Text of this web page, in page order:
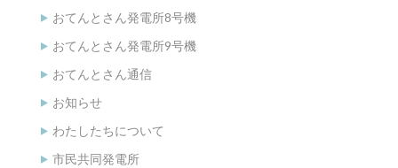
おてんとさん発電所8号機
おてんとさん発電所9号機
おてんとさん通信
お知らせ
わたしたちについて
市民共同発電所